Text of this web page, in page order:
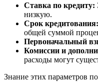
Ставка по кредиту:
низкую.
Срок кредитования:
общей суммой
Первоначальный
Комиссии и
расходы могут
Знание этих параметров